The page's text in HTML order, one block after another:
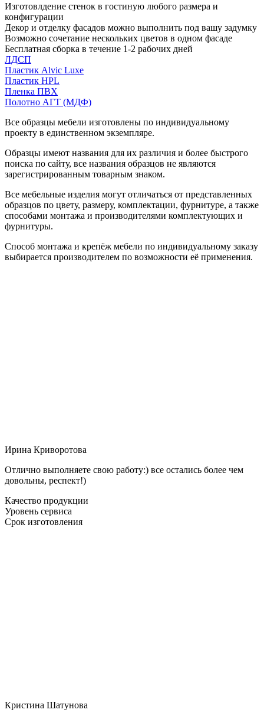
Изготовлдение стенок в гостиную любого размера и
конфигурации
Декор и отделку фасадов можно выполнить под вашу задумку
Возможно сочетание нескольких цветов в одном фасаде
Бесплатная сборка в течение 1-2 рабочих дней
ЛДСП
Пластик Alvic Luxe
Пластик HPL
Пленка ПВХ
Полотно АГТ (МДФ)
Все образцы мебели изготовлены по индивидуальному
проекту в единственном экземпляре.
Образцы имеют названия для их различия и более быстрого
поиска по сайту, все названия образцов не являются
зарегистрированным товарным знаком.
Все мебельные изделия могут отличаться от представленных
образцов по цвету, размеру, комплектации, фурнитуре, а также
способами монтажа и производителями комплектующих и
фурнитуры.
Способ монтажа и крепёж мебели по индивидуальному заказу
выбирается производителем по возможности её применения.
Ирина Криворотова
Отлично выполняете свою работу:) все остались более чем
довольны, респект!)
Качество продукции
Уровень сервиса
Срок изготовления
Кристина Шатунова